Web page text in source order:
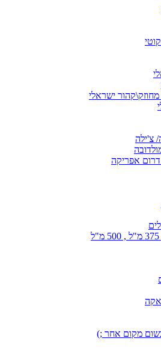
מחוזק\קהור ישראלי
צ'ילה
דרום אפריקה
מקום אחר ;)